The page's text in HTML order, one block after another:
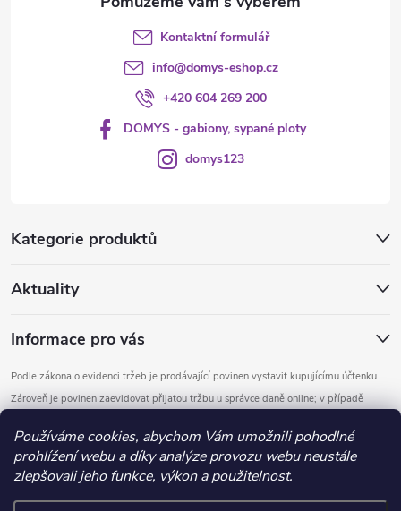
Používáme cookies, abychom Vám umožnili pohodlné
prohlížení webu a díky analýze provozu webu neustále
zlepšovali jeho funkce, výkon a použitelnost.
Kategorie produktů
Aktuality
Informace pro vás
Podle zákona o evidenci tržeb je prodávající povinen vystavit kupujícímu účtenku.
Zároveň je povinen zaevidovat přijatou tržbu u správce daně online; v případě
Kontaktní formulář
info@domys-eshop.cz
+420 604 269 200
DOMYS - gabiony, sypané ploty
domys123
Copyright 2026DOMYS. Všechna práva vyhrazena.